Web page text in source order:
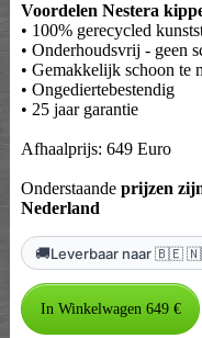
Voordelen Nestera
• 100% gerecycled
• Onderhoudsvrij - geen
• Gemakkelijk schoon te
• Ongediertebestendig
• 25 jaar garantie
Afhaalprijs: 649 Euro
Onderstaande prijzen
Nederland
🚚Leverbaar naar 🇧🇪